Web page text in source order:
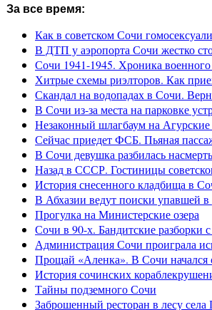
За все время:
Как в советском Сочи
В ДТП у аэропорта Сочи жестко
Сочи 1941-1945. Хроника
Хитрые схемы риэлторов. Как
Скандал на водопадах в Сочи.
В Сочи из-за места на парковке
Незаконный шлагбаум на
Сейчас приедет ФСБ. Пьяная
В Сочи девушка разбилась
Назад в СССР. Гостиницы
История снесенного кладбища в
В Абхазии ведут поиски упавшей в
Прогулка на Министерские озера
Сочи в 90-х. Бандитские разборки
Администрация Сочи проиграла
Прощай «Аленка». В Сочи начался
История сочинских
Тайны подземного Сочи
Заброшенный ресторан в лесу села